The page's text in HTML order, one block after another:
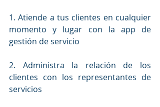
1. Atiende a tus clientes en cualquier
momento y lugar con la app de
gestión de servicio
2. Administra la relación de los
clientes con los representantes de
servicios